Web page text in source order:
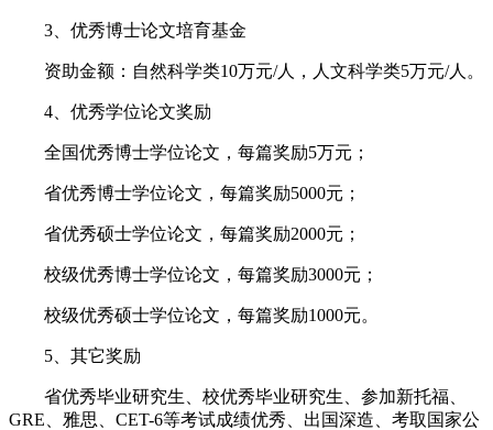
3、优秀博士论文培育基金
资助金额：自然科学类10万元/人，人文科学类5万元/人。
4、优秀学位论文奖励
全国优秀博士学位论文，每篇奖励5万元；
省优秀博士学位论文，每篇奖励5000元；
省优秀硕士学位论文，每篇奖励2000元；
校级优秀博士学位论文，每篇奖励3000元；
校级优秀硕士学位论文，每篇奖励1000元。
5、其它奖励
省优秀毕业研究生、校优秀毕业研究生、参加新托福、
GRE、雅思、CET-6等考试成绩优秀、出国深造、考取国家公